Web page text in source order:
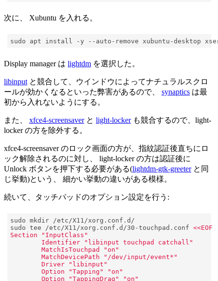
次に、 Xubuntu を入れる。
Display manager は lightdm を選択した。
libinput と競合して、ウインドウによってナチュラルスクロ
ールが効かくなるといった弊害があるので、 synaptics は最
初から入れないようにする。
また、 xfce4-screensaverと light-lockerも競合するので、light-
locker の方を除外する。
xfce4-screensaver のロック画面の方が、指紋認証後直ちにロ
ック解除されるのに対し、 light-locker の方は認証後に
Unlock ボタンを押下する必要がある(lightdm-gtk-greeterと同
じ挙動)という、 細かい挙動の違いがある模様。
続いて、タッチパッドのオプション設定を行う:
sudo tee /etc/X11/xorg.conf.d/30-touchpad.conf